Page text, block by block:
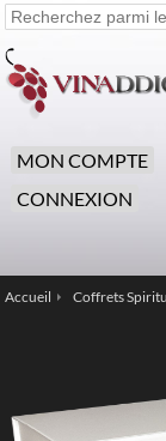
MON COMPTE
CONNEXION
Accueil Coffrets